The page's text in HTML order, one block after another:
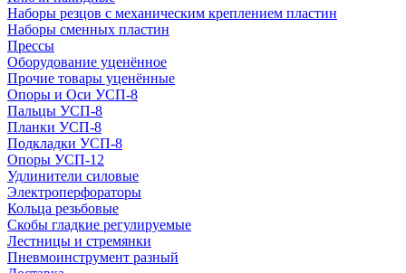
Наборы резцов с механическим креплением пластин
Наборы сменных пластин
Прессы
Оборудование уценённое
Прочие товары уценённые
Опоры и Оси УСП-8
Пальцы УСП-8
Планки УСП-8
Подкладки УСП-8
Опоры УСП-12
Удлинители силовые
Электроперфораторы
Кольца резьбовые
Скобы гладкие регулируемые
Лестницы и стремянки
Пневмоинструмент разный